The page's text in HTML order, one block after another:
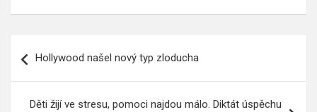
proHollywood našel nový typ zloducha
Děti žijí ve stresu, pomoci najdou málo. Diktát úspěchu